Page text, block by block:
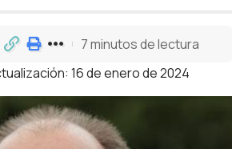
16 de enero de 2024
7 minutos de lectura